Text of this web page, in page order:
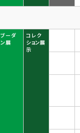
ブーダ
ン展
コレク
ション展
示